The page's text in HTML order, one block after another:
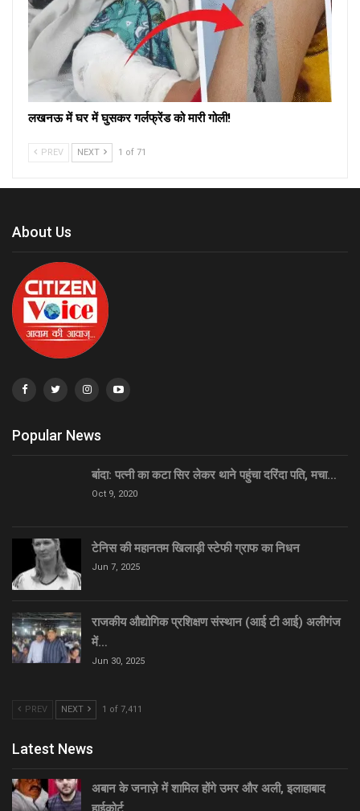
लखनऊ में घर में घुसकर गर्लफ्रेंड को मारी गोली!
PREV NEXT 1 of 71
About Us
Popular News
बांदा: पत्नी का कटा सिर लेकर थाने पहुंचा दरिंदा पति, मचा…
Oct 9, 2020
टेनिस की महानतम खिलाड़ी स्टेफी ग्राफ का निधन
Jun 7, 2025
राजकीय औद्योगिक प्रशिक्षण संस्थान (आई टी आई) अलीगंज
में…
Jun 30, 2025
PREV NEXT 1 of 7,411
Latest News
अबान के जनाज़े में शामिल होंगे उमर और अली, इलाहाबाद